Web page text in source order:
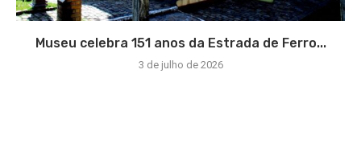
Museu celebra 151 anos da Estrada de Ferro...
3 de julho de 2026